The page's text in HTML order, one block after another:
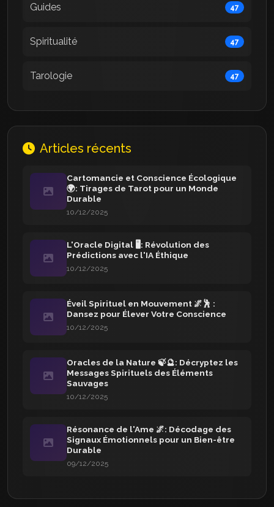
Guides 47
Spiritualité 47
Tarologie 47
Articles récents
Cartomancie et Conscience Écologique
🌍: Tirages de Tarot pour un Monde
Durable
10/12/2025
L'Oracle Digital 🖥️: Révolution des
Prédictions avec l'IA Éthique
10/12/2025
Éveil Spirituel en Mouvement 🌌🕺 :
Dansez pour Élever Votre Conscience
10/12/2025
Oracles de la Nature 🍃🔮: Décryptez les
Messages Spirituels des Éléments
Sauvages
10/12/2025
Résonance de l'Ame 🌌: Décodage des
Signaux Émotionnels pour un Bien-être
Durable
09/12/2025